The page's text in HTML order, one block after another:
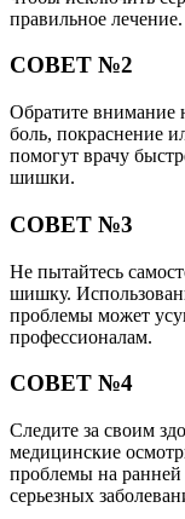
правильное лечение.
СОВЕТ №2
Обратите внимание
боль, покраснение
помогут врачу
шишки.
СОВЕТ №3
Не пытайтесь
шишку.
проблемы может
профессионалам.
СОВЕТ №4
Следите за своим
медицинские
проблемы на ранней
серьезных